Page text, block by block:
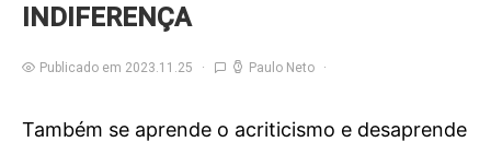
INDIFERENÇA
Publicado em 2023.11.25 Paulo Neto
Também se aprende o acriticismo e desaprende